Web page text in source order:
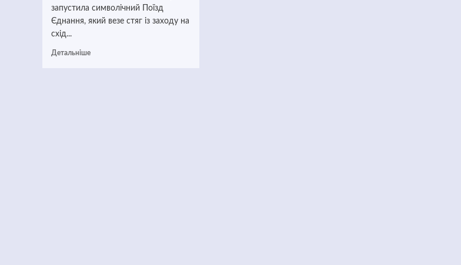
запустила символічний Поїзд
Єднання, який везе стяг із заходу на
схід...
Детальніше